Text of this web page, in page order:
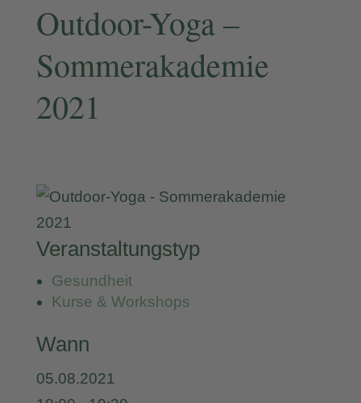
Outdoor-Yoga –
Sommerakademie
2021
Veranstaltungstyp
Gesundheit
Kurse & Workshops
Wann
05.08.2021